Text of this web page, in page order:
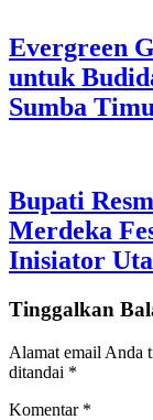
Evergreen
untuk
Sumba
Bupati
Merdeka
Inisiator
Tinggalkan
Alamat email Anda
ditandai *
Komentar *